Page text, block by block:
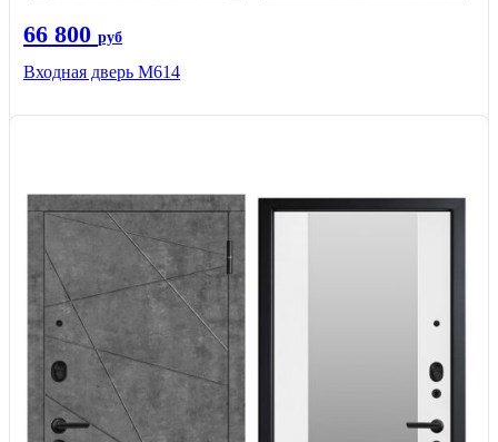
66 800 руб
Входная дверь М614